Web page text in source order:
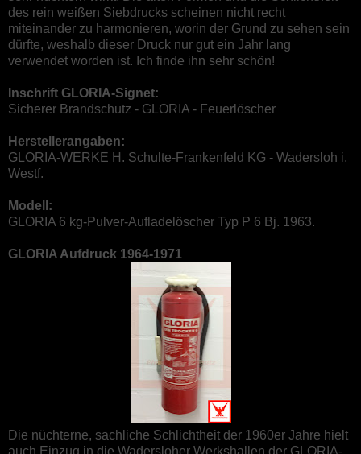
des rein weißen Siebdrucks scheinen nicht recht
miteinander zu harmonieren, worin der Grund zu sehen sein
dürfte, weshalb dieser Druck nur gut ein Jahr lang
verwendet worden ist. Ich finde ihn sehr schön!
Inschrift GLORIA-Signet:
Sicherer Brandschutz - GLORIA - Feuerlöscher
Herstellerangaben:
GLORIA-WERKE H. Schulte-Frankenfeld KG - Wadersloh i.
Westf.
Modell:
GLORIA 6 kg-Pulver-Aufladelöscher Typ P 6 Bj. 1963.
GLORIA Aufdruck 1964-1971
Die nüchterne, sachliche Schlichtheit der 1960er Jahre hielt
auch Einzug in die Wadersloher Werkshallen der GLORIA-